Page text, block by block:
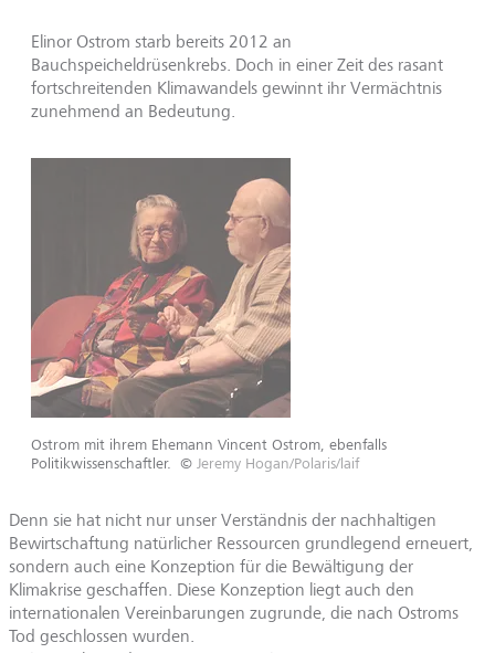
Elinor Ostrom starb bereits 2012 an
Bauchspeicheldrüsenkrebs. Doch in einer Zeit des rasant
fortschreitenden Klimawandels gewinnt ihr Vermächtnis
zunehmend an Bedeutung.
Ostrom mit ihrem Ehemann Vincent Ostrom, ebenfalls
Politikwissenschaftler. © Jeremy Hogan/Polaris/laif
Denn sie hat nicht nur unser Verständnis der nachhaltigen
Bewirtschaftung natürlicher Ressourcen grundlegend erneuert,
sondern auch eine Konzeption für die Bewältigung der
Klimakrise geschaffen. Diese Konzeption liegt auch den
internationalen Vereinbarungen zugrunde, die nach Ostroms
Tod geschlossen wurden.